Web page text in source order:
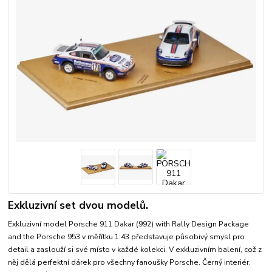
Exkluzivní set dvou modelů.
Exkluzivní model Porsche 911 Dakar (992) with Rally Design Package
and the Porsche 953 v měřítku 1:43 představuje působivý smysl pro
detail a zaslouží si své místo v každé kolekci. V exkluzivním balení, což z
něj dělá perfektní dárek pro všechny fanoušky Porsche. Černý interiér.